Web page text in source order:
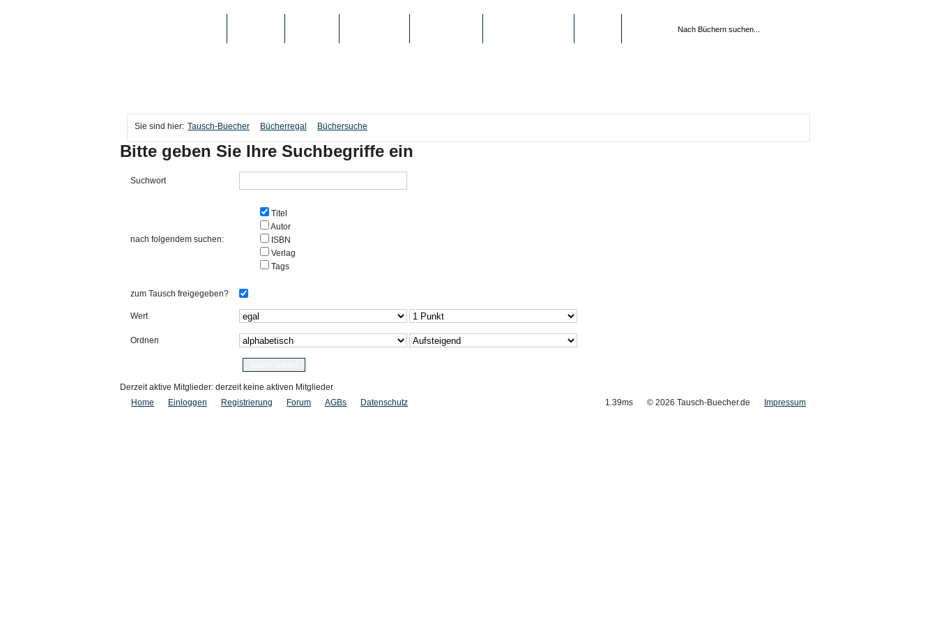
Sie sind hier: Tausch-Buecher Bücherregal Büchersuche
Bitte geben Sie Ihre Suchbegriffe ein
Suchwort
nach folgendem suchen:
Titel
Autor
ISBN
Verlag
Tags
zum Tausch freigegeben?
Wert
Ordnen
Derzeit aktive Mitglieder: derzeit keine aktiven Mitglieder
Home
Einloggen Registrierung Forum AGBs Datenschutz 1.39ms © 2026 Tausch-Buecher.de Impressum